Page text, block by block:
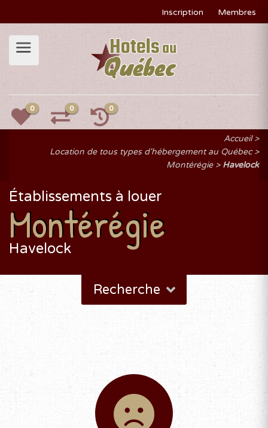
Inscription Membres
0 0 0
Accueil
Location de tous types d'hébergement au Québec
Montérégie
Havelock
Établissements à louer
Montérégie
Havelock
Recherche